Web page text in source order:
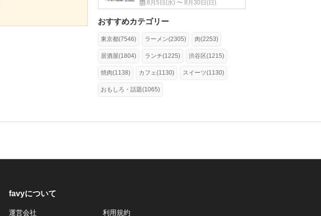
8月5日(水) 〜 8月30日(日)
おすすめカテゴリー
東京都(7546) ラーメン(2305) 肉(2253)
居酒屋(1804) ランチ(1225) 渋谷区(1215)
焼肉(1138) カフェ(1130) スイーツ(1130)
おもしろ・話題(1065)
favyについて
運営会社 利用規約